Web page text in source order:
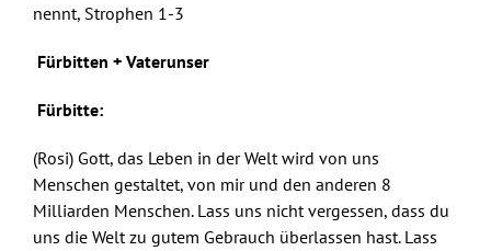
nennt, Strophen 1-3
Fürbitten + Vaterunser
Fürbitte:
(Rosi) Gott, das Leben in der Welt wird von uns
Menschen gestaltet, von mir und den anderen 8
Milliarden Menschen. Lass uns nicht vergessen, dass du
uns die Welt zu gutem Gebrauch überlassen hast. Lass